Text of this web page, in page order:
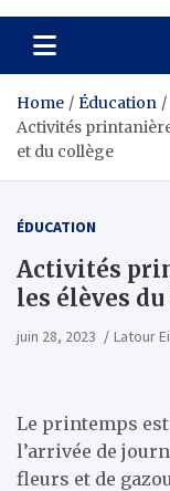
Home
Éducation
Activités
et du collège
ÉDUCATION
Activités
les élèves
juin 28, 2023 Latour
Le printemps
l’arrivée de
fleurs et de